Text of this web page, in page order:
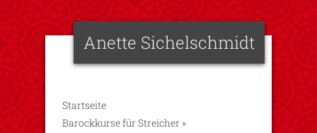
Anette Sichelschmidt
Startseite
Barockkurse für Streicher »